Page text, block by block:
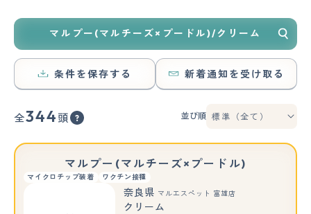
マルプー(マルチーズ×プードル)/クリーム
条件を保存する 新着通知を受け取る
全344 頭 並び順
マルプー(マルチーズ×プードル)
マイクロチップ装着 ワクチン接種
奈良県 マルエスペット 富雄店
クリーム